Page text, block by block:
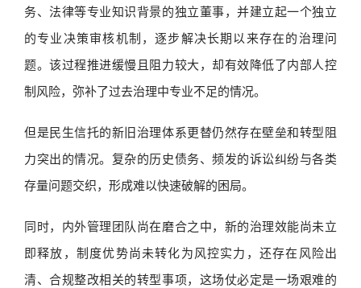
务、法律等专业知识背景的独立董事，并建立起一个独立
的专业决策审核机制，逐步解决长期以来存在的治理问
题。该过程推进缓慢且阻力较大，却有效降低了内部人控
制风险，弥补了过去治理中专业不足的情况。
但是民生信托的新旧治理体系更替仍然存在壁垒和转型阻
力突出的情况。复杂的历史债务、频发的诉讼纠纷与各类
存量问题交织，形成难以快速破解的困局。
同时，内外管理团队尚在磨合之中，新的治理效能尚未立
即释放，制度优势尚未转化为风控实力，还存在风险出
清、合规整改相关的转型事项，这场仗必定是一场艰难的